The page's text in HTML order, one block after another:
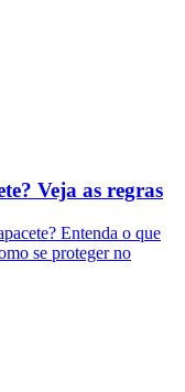
Veja as regras
Entenda o que
se proteger no